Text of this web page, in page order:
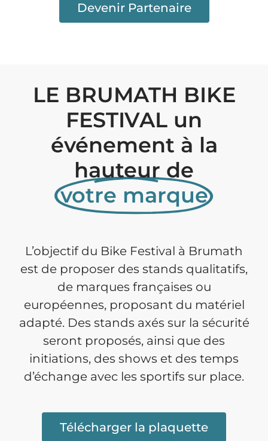
Devenir Partenaire
LE BRUMATH BIKE
FESTIVAL un
événement à la
hauteur de
votre marque
L’objectif du Bike Festival à Brumath
est de proposer des stands qualitatifs,
de marques françaises ou
européennes, proposant du matériel
adapté. Des stands axés sur la sécurité
seront proposés, ainsi que des
initiations, des shows et des temps
d’échange avec les sportifs sur place.
Télécharger la plaquette